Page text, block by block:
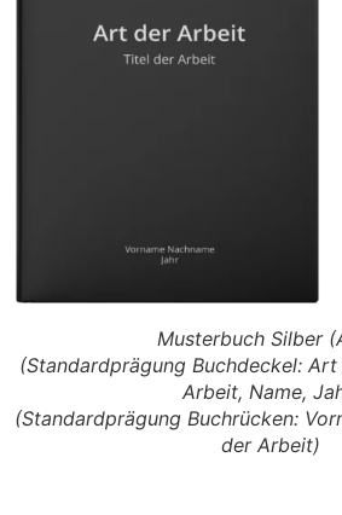
Musterbuch Silber
(Standardprägung Buchdeckel:
Arbeit, Name,
(Standardprägung Buchrücken:
der Arbeit)